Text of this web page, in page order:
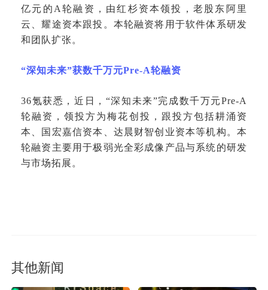
亿元的A轮融资，由红杉资本领投，老股东阿里
云、耀途资本跟投。本轮融资将用于软件体系研发
和团队扩张。
“深知未来”获数千万元Pre-A轮融资
36氪获悉，近日，“深知未来”完成数千万元Pre-A
轮融资，领投方为梅花创投，跟投方包括耕涌资
本、国宏嘉信资本、达晨财智创业资本等机构。本
轮融资主要用于极弱光全彩成像产品与系统的研发
与市场拓展。
其他新闻